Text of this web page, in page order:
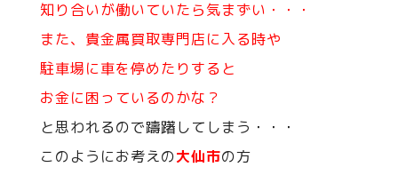
知り合いが働いていたら気まずい・・・
また、貴金属買取専門店に入る時や
駐車場に車を停めたりすると
お金に困っているのかな？
と思われるので躊躇してしまう・・・
このようにお考えの大仙市の方